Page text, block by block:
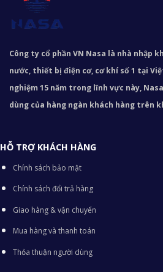
Công ty cổ phần VN Nasa là nhà nhập
nước, thiết bị điện cơ, cơ khí số 1 tại
nghiệm 15 năm trong lĩnh vực này,
dùng của hàng ngàn khách hàng trên
HỖ TRỢ KHÁCH HÀNG
Chính sách bảo mật
Chính sách đổi trả hàng
Giao hàng & vận chuyển
Mua hàng và thanh toán
Thỏa thuận người dùng